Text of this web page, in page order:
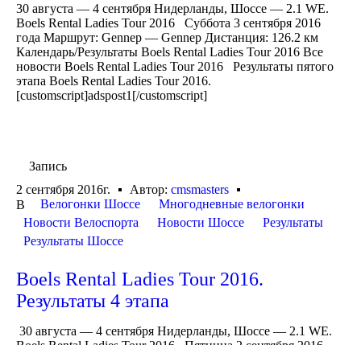
30 августа — 4 сентября Нидерланды, Шоссе — 2.1 WE.
Boels Rental Ladies Tour 2016 Суббота 3 сентября 2016
года Маршрут: Gennep — Gennep Дистанция: 126.2 км
Календарь/Результаты Boels Rental Ladies Tour 2016 Все
новости Boels Rental Ladies Tour 2016 Результаты пятого
этапа Boels Rental Ladies Tour 2016.
[customscript]adspost1[/customscript]
Запись
2 сентября 2016г.
Автор: cmsmasters
В
Велогонки Шоссе
Многодневные велогонки
Новости Велоспорта
Новости Шоссе
Результаты
Результаты Шоссе
Boels Rental Ladies Tour 2016.
Результаты 4 этапа
30 августа — 4 сентября Нидерланды, Шоссе — 2.1 WE.